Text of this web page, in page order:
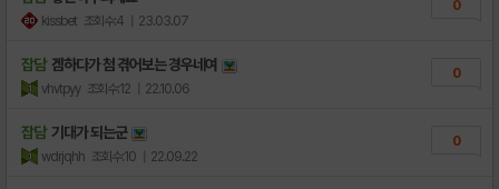
kissbet 조회수:4 | 23.03.07
0
잡담 겜하다가 첨 겪어보는 경우네여
vhvtpyy 조회수:12 | 22.10.06
0
잡담 기대가 되는군
wdrjqhh 조회수:10 | 22.09.22
0